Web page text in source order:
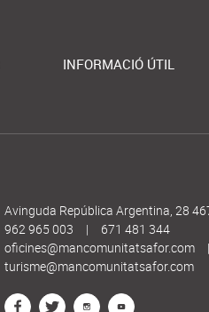
INFORMACIÓ ÚTIL
Avinguda República Argentina, 28
962 965 003
|
671 481 344
oficines@mancomunitatsafor.com
turisme@mancomunitatsafor.com